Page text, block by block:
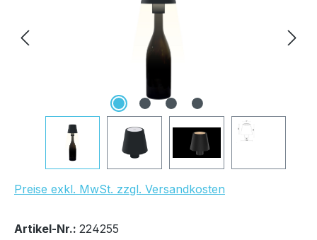
UVP Netto: 16,72 €
Preise exkl. MwSt. zzgl. Versandkosten
Bestand:100+
Sofort verfügbar, Lieferzeit: 1-2 Tage
Artikel-Nr.: 224255